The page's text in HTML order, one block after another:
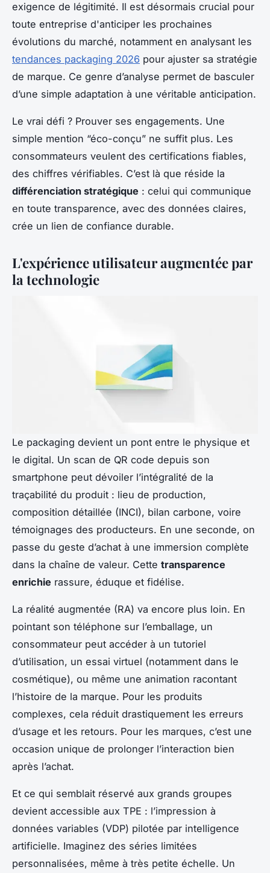
exigence de légitimité. Il est désormais crucial pour
toute entreprise d'anticiper les prochaines
évolutions du marché, notamment en analysant les
tendances packaging 2026 pour ajuster sa stratégie
de marque. Ce genre d’analyse permet de basculer
d’une simple adaptation à une véritable anticipation.
Le vrai défi ? Prouver ses engagements. Une
simple mention “éco-conçu” ne suffit plus. Les
consommateurs veulent des certifications fiables,
des chiffres vérifiables. C’est là que réside la
différenciation stratégique : celui qui communique
en toute transparence, avec des données claires,
crée un lien de confiance durable.
L'expérience utilisateur augmentée par
la technologie
Le packaging devient un pont entre le physique et
le digital. Un scan de QR code depuis son
smartphone peut dévoiler l’intégralité de la
traçabilité du produit : lieu de production,
composition détaillée (INCI), bilan carbone, voire
témoignages des producteurs. En une seconde, on
passe du geste d’achat à une immersion complète
dans la chaîne de valeur. Cette transparence
enrichie rassure, éduque et fidélise.
La réalité augmentée (RA) va encore plus loin. En
pointant son téléphone sur l’emballage, un
consommateur peut accéder à un tutoriel
d’utilisation, un essai virtuel (notamment dans le
cosmétique), ou même une animation racontant
l’histoire de la marque. Pour les produits
complexes, cela réduit drastiquement les erreurs
d’usage et les retours. Pour les marques, c’est une
occasion unique de prolonger l’interaction bien
après l’achat.
Et ce qui semblait réservé aux grands groupes
devient accessible aux TPE : l’impression à
données variables (VDP) pilotée par intelligence
artificielle. Imaginez des séries limitées
personnalisées, même à très petite échelle. Un